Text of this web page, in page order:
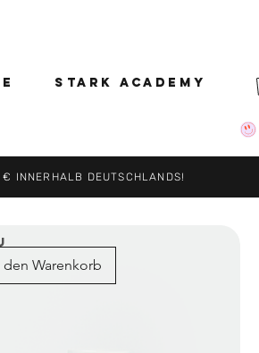
STARK ACADEMY
€ INNERHALB DEUTSCHLANDS!
den Warenkorb